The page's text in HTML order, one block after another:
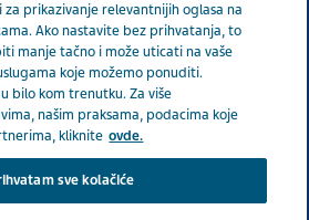
prikazivanje relevantnijih oglasa na
Ako nastavite bez prihvatanja, to
manje tačno i može uticati na vaše
koje možemo ponuditi.
bilo kom trenutku. Za više
našim praksama, podacima koje
kliknite ovde.
sve kolačiće